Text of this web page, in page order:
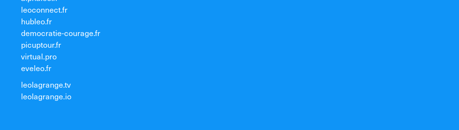
leoconnect.fr
hubleo.fr
democratie-courage.fr
picuptour.fr
virtual.pro
eveleo.fr
leolagrange.tv
leolagrange.io